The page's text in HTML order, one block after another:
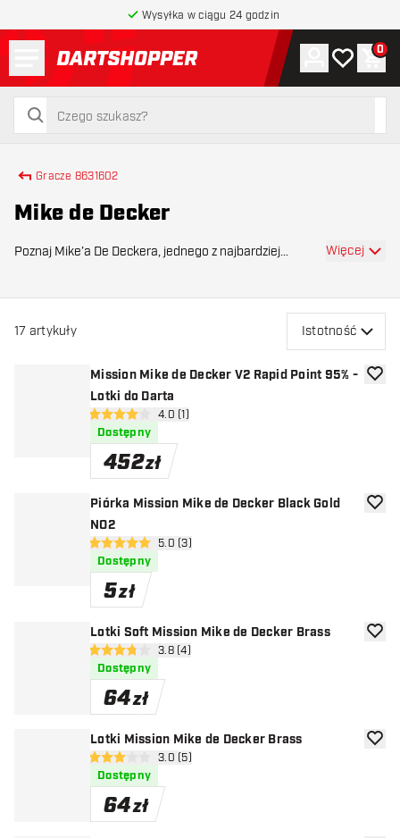
Wysyłka w ciągu 24 godzin
powrót do strony głównej
szukaj
szukaj
Konto
Moja lista
0
Gracze 8631602
Mike de Decker
Poznaj Mike’a De Deckera, jednego z najbardziej
Więcej
17 artykuły Istotność
Mission Mike de Decker V2 Rapid Point 95% -
Lotki do Darta
otwórz panel recenzji
4 gwiazdki oceny
4.0 (1)
Dostępny
452zł
Piórka Mission Mike de Decker Black Gold
NO2
otwórz panel recenzji
5 gwiazdki oceny5.0 (3)
Dostępny
5zł
Lotki Soft Mission Mike de Decker Brass
otwórz panel recenzji
3.8 gwiazdki oceny
3.8 (4)
Dostępny
64zł
Lotki Mission Mike de Decker Brass
otwórz panel recenzji
3 gwiazdki oceny3.0 (5)
Dostępny
64zł